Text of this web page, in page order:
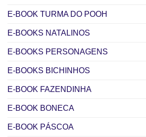
E-BOOK TURMA DO POOH
E-BOOKS NATALINOS
E-BOOKS PERSONAGENS
E-BOOKS BICHINHOS
E-BOOK FAZENDINHA
E-BOOK BONECA
E-BOOK PÁSCOA